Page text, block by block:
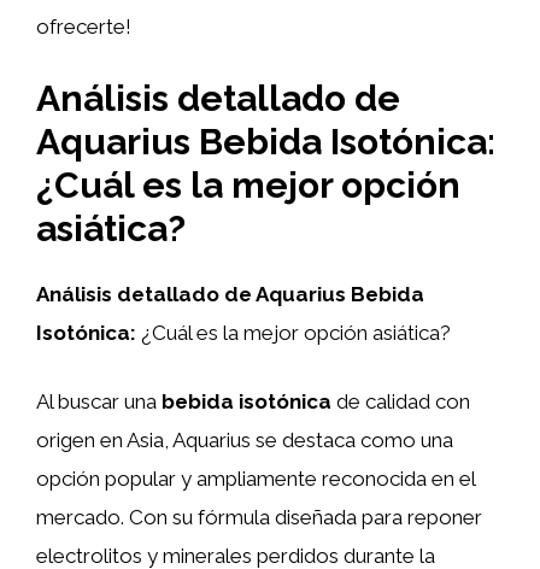
ofrecerte!
Análisis detallado de
Aquarius Bebida Isotónica:
¿Cuál es la mejor opción
asiática?
Análisis detallado de Aquarius Bebida
Isotónica: ¿Cuál es la mejor opción asiática?
Al buscar una bebida isotónica de calidad con
origen en Asia, Aquarius se destaca como una
opción popular y ampliamente reconocida en el
mercado. Con su fórmula diseñada para reponer
electrolitos y minerales perdidos durante la